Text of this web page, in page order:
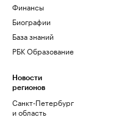
Финансы
Биографии
База знаний
РБК Образование
Новости
регионов
Санкт-Петербург
и область